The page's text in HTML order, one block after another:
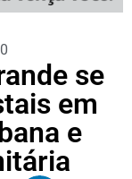
se
em
e